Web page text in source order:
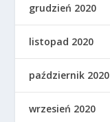
grudzień 2020
listopad 2020
październik 2020
wrzesień 2020